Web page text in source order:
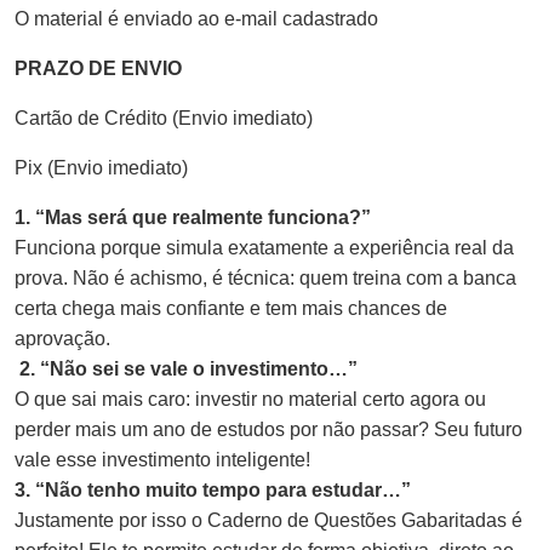
O material é enviado ao e-mail cadastrado
PRAZO DE ENVIO
Cartão de Crédito (Envio imediato)
Pix (Envio imediato)
1. “Mas será que realmente funciona?”
Funciona porque simula exatamente a experiência real da
prova. Não é achismo, é técnica: quem treina com a banca
certa chega mais confiante e tem mais chances de
aprovação.
2. “Não sei se vale o investimento…”
O que sai mais caro: investir no material certo agora ou
perder mais um ano de estudos por não passar? Seu futuro
vale esse investimento inteligente!
3. “Não tenho muito tempo para estudar…”
Justamente por isso o Caderno de Questões Gabaritadas é